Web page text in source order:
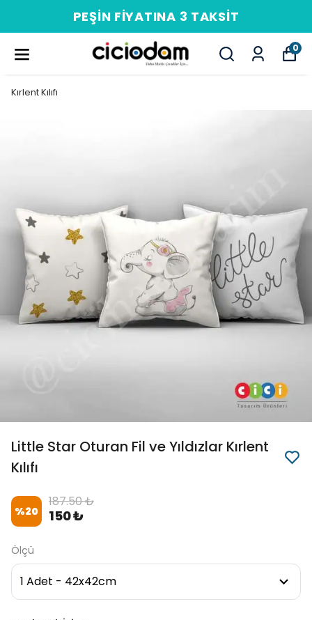
PEŞIN FIYATINA 3 TAKSIT
0
Kırlent Kılıfı
Little Star Oturan Fil ve Yıldızlar Kırlent
Kılıfı
%20
187.50 ₺
150 ₺
Ölçü